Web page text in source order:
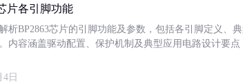
片各引脚功能
析BP2863芯片的引脚功能及参数，包括各引脚定义、
内容涵盖驱动配置、保护机制及典型应用电路设计要
4日